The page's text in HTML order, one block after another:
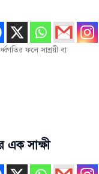
ফলে সাশ্রয়ী বা
এক সাক্ষী